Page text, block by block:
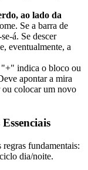
ao lado da
Se a barra de
á. Se descer
eventualmente, a
"+" indica o bloco ou
apontar a mira
ou colocar um novo
fundamentais:
dia/noite.